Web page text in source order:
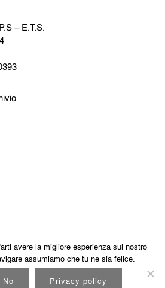
– E.T.S.
avere la migliore esperienza sul nostro
assumiamo che tu ne sia felice.
No Privacy policy